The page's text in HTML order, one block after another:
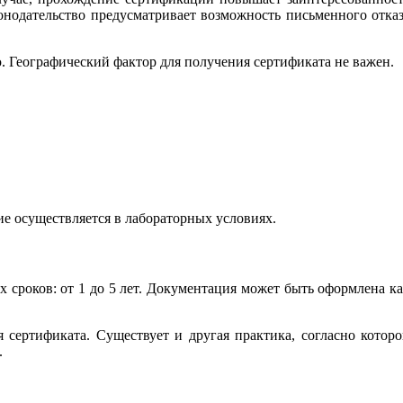
предусматривает возможность письменного
фактор для получения сертификата не важен.
в лабораторных условиях.
сроков: от 1 до 5 лет. Документация может быть оформлена
Существует и другая практика, согласно